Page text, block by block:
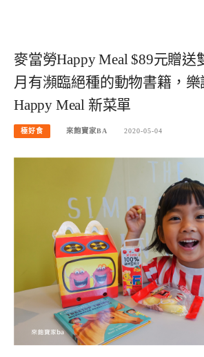
麥當勞Happy Meal $89元贈送
月有瀕臨絕種的動物書籍，樂
Happy Meal 新菜單
極好食 來飽寶家BA 2020-05-04